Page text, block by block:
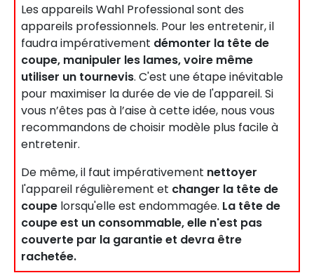
Les appareils Wahl Professional sont des
appareils professionnels. Pour les entretenir, il
faudra impérativement démonter la tête de
coupe, manipuler les lames, voire même
utiliser un tournevis. C'est une étape inévitable
pour maximiser la durée de vie de l'appareil. Si
vous n’êtes pas à l’aise à cette idée, nous vous
recommandons de choisir modèle plus facile à
entretenir.
De même, il faut impérativement nettoyer
l'appareil régulièrement et changer la tête de
coupe lorsqu'elle est endommagée. La tête de
coupe est un consommable, elle n'est pas
couverte par la garantie et devra être
rachetée.